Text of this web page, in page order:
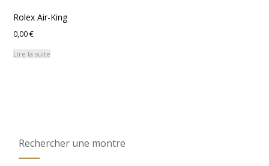
Rolex Air-King
0,00€
Lire la suite
Rechercher une montre